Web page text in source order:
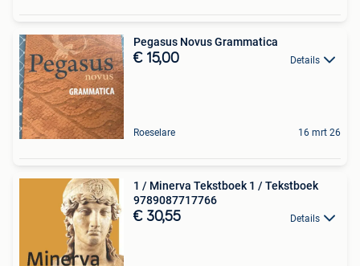
Pegasus Novus Grammatica
€ 15,00 Details
Roeselare 16 mrt 26
1 / Minerva Tekstboek 1 / Tekstboek
9789087717766
€ 30,55 Details